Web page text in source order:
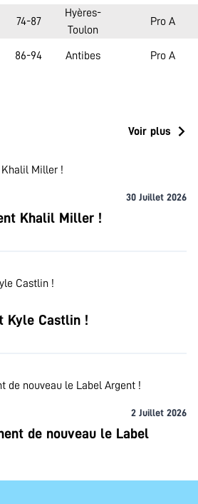
74-87
Hyères-
Toulon
Pro A
86-94 Antibes Pro A
Voir plus
30 Juillet 2026
Khalil Miller !
Kyle Castlin !
2 Juillet 2026
de nouveau le Label